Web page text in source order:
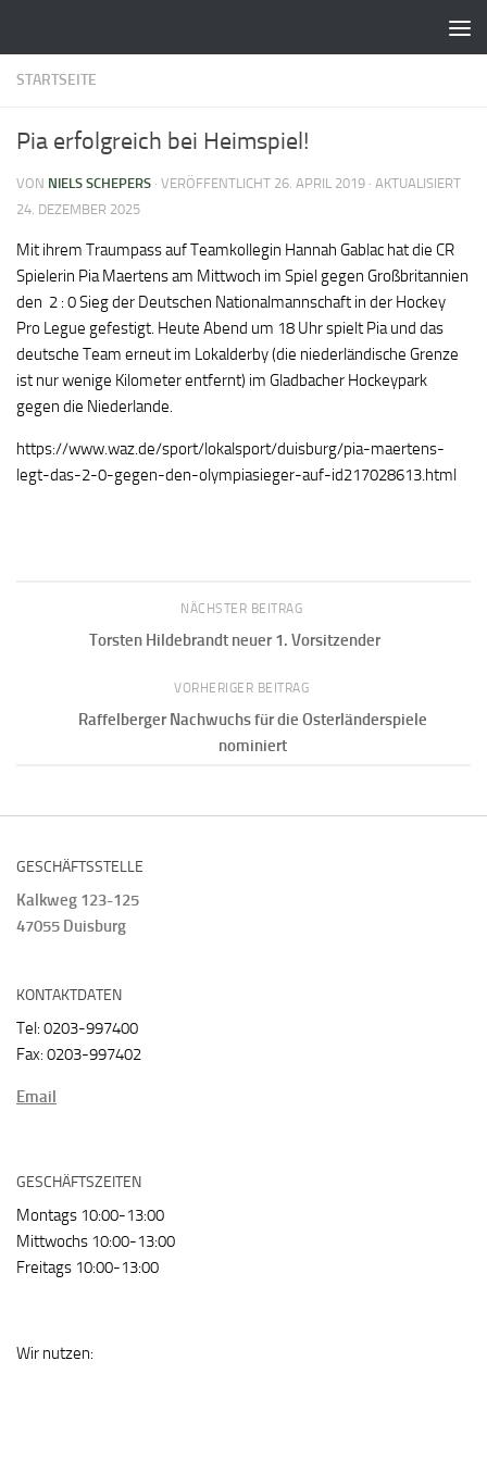
STARTSEITE
Pia erfolgreich bei Heimspiel!
VON NIELS SCHEPERS · VERÖFFENTLICHT 26. APRIL 2019 · AKTUALISIERT
24. DEZEMBER 2025
Mit ihrem Traumpass auf Teamkollegin Hannah Gablac hat die CR
Spielerin Pia Maertens am Mittwoch im Spiel gegen Großbritannien
den 2 : 0 Sieg der Deutschen Nationalmannschaft in der Hockey
Pro Legue gefestigt. Heute Abend um 18 Uhr spielt Pia und das
deutsche Team erneut im Lokalderby (die niederländische Grenze
ist nur wenige Kilometer entfernt) im Gladbacher Hockeypark
gegen die Niederlande.
https://www.waz.de/sport/lokalsport/duisburg/pia-maertens-
legt-das-2-0-gegen-den-olympiasieger-auf-id217028613.html
NÄCHSTER BEITRAG
Torsten Hildebrandt neuer 1. Vorsitzender
VORHERIGER BEITRAG
Raffelberger Nachwuchs für die Osterländerspiele
nominiert
GESCHÄFTSSTELLE
Kalkweg 123-125
47055 Duisburg
KONTAKTDATEN
Tel: 0203-997400
Fax: 0203-997402
Email
GESCHÄFTSZEITEN
Montags 10:00-13:00
Mittwochs 10:00-13:00
Freitags 10:00-13:00
Wir nutzen: